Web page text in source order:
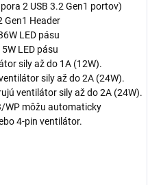
2 USB 3.2 Gen1 portov)
Gen1 Header
LED pásu
LED pásu
sily až do 1A (12W).
sily až do 2A (24W).
ventilátor sily až do 2A (24W).
WP môžu automaticky
4-pin ventilátor.